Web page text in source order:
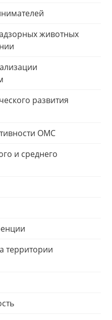
животных
развития
ОМС
и среднего
территории